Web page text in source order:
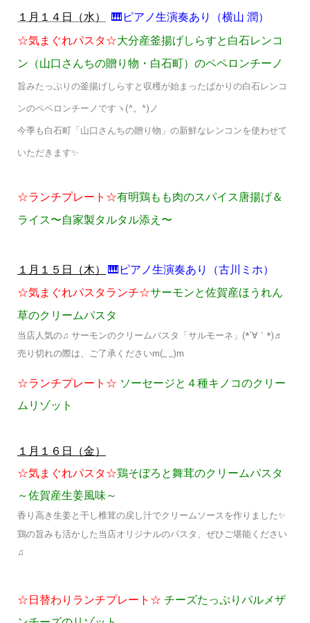
１月１４日（水）
🎹ピアノ生演奏あり（横山 潤）
☆気まぐれパスタ☆大分産釜揚げしらすと白石レンコ
ン（山口さんちの贈り物・白石町）のペペロンチーノ
旨みたっぷりの釜揚げしらすと収穫が始まったばかりの白石レンコ
ンのペペロンチーノですヽ(^。^)ノ
今季も白石町「山口さんちの贈り物」の新鮮なレンコンを使わせて
いただきます✨
☆ランチプレート☆有明鶏もも肉のスパイス唐揚げ＆
ライス〜自家製タルタル添え〜
１月１５日（木）
🎹ピアノ生演奏あり（古川ミホ）
☆気まぐれパスタランチ☆サーモンと佐賀産ほうれん
草のクリームパスタ
当店人気の♫ サーモンのクリームパスタ「サルモーネ」(*´∀｀*)♬
売り切れの際は、ご了承くださいm(_ _)m
☆ランチプレート☆ ソーセージと４種キノコのクリー
ムリゾット
１月１６日（金）
☆気まぐれパスタ☆鶏そぼろと舞茸のクリームパスタ
～佐賀産生姜風味～
香り高き生姜と干し椎茸の戻し汁でクリームソースを作りました✨
鶏の旨みも活かした当店オリジナルのパスタ、ぜひご堪能ください
♫
☆日替わりランチプレート☆ チーズたっぷりパルメザ